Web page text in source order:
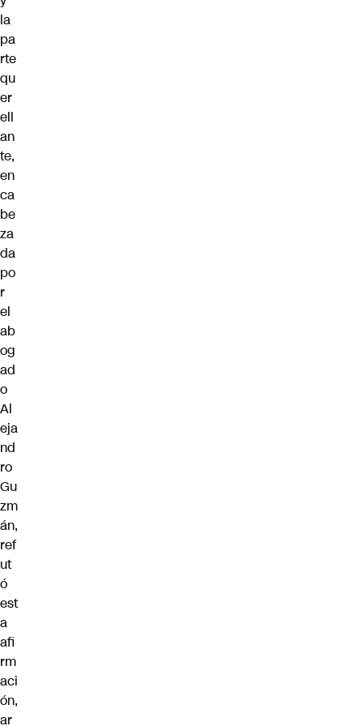
la
pa
rte
qu
er
ell
an
te,
en
ca
be
za
da
po
r
el
ab
og
ad
o
Al
eja
nd
ro
Gu
zm
án,
ref
ut
ó
est
a
afi
rm
aci
ón,
ar